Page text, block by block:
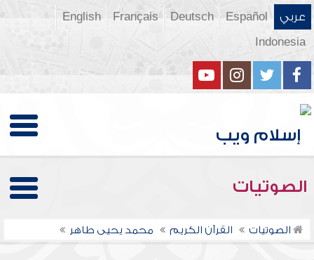
عربي Español
Deutsch
Français
English
Indonesia
الصوتيات
الصوتيات القرآن الكريم محمد يحيى طاهر